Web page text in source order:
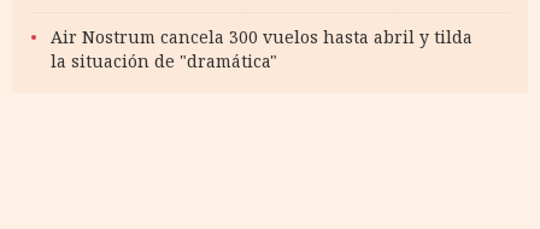
Air Nostrum cancela 300 vuelos hasta abril y tilda
la situación de "dramática"